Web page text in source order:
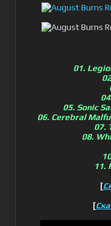
01.
05. Sonic
06. Cerebral
07.
08.
11.
[
[